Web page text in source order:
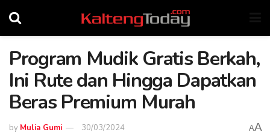
Program Mudik Gratis Berkah,
Ini Rute dan Hingga Dapatkan
Beras Premium Murah
by Mulia Gumi 30/03/2024 AA